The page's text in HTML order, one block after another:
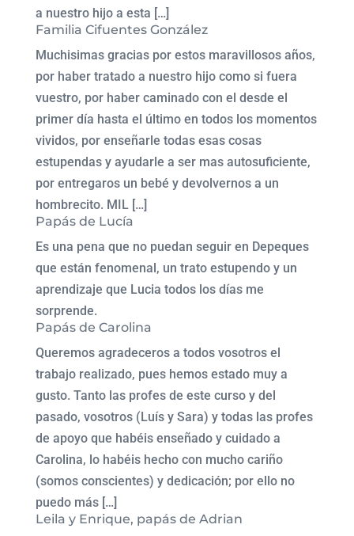
a nuestro hijo a esta […]
Familia Cifuentes González
Muchisimas gracias por estos maravillosos años,
por haber tratado a nuestro hijo como si fuera
vuestro, por haber caminado con el desde el
primer día hasta el último en todos los momentos
vividos, por enseñarle todas esas cosas
estupendas y ayudarle a ser mas autosuficiente,
por entregaros un bebé y devolvernos a un
hombrecito. MIL […]
Papás de Lucía
Es una pena que no puedan seguir en Depeques
que están fenomenal, un trato estupendo y un
aprendizaje que Lucia todos los días me
sorprende.
Papás de Carolina
Queremos agradeceros a todos vosotros el
trabajo realizado, pues hemos estado muy a
gusto. Tanto las profes de este curso y del
pasado, vosotros (Luís y Sara) y todas las profes
de apoyo que habéis enseñado y cuidado a
Carolina, lo habéis hecho con mucho cariño
(somos conscientes) y dedicación; por ello no
puedo más […]
Leila y Enrique, papás de Adrian